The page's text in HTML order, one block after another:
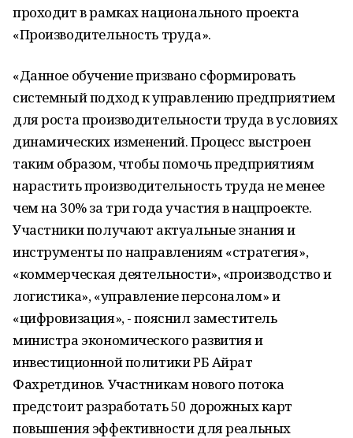
проходит в рамках национального проекта
«Производительность труда».
«Данное обучение призвано сформировать
системный подход к управлению предприятием
для роста производительности труда в условиях
динамических изменений. Процесс выстроен
таким образом, чтобы помочь предприятиям
нарастить производительность труда не менее
чем на 30% за три года участия в нацпроекте.
Участники получают актуальные знания и
инструменты по направлениям «стратегия»,
«коммерческая деятельности», «производство и
логистика», «управление персоналом» и
«цифровизация», - пояснил заместитель
министра экономического развития и
инвестиционной политики РБ Айрат
Фахретдинов. Участникам нового потока
предстоит разработать 50 дорожных карт
повышения эффективности для реальных